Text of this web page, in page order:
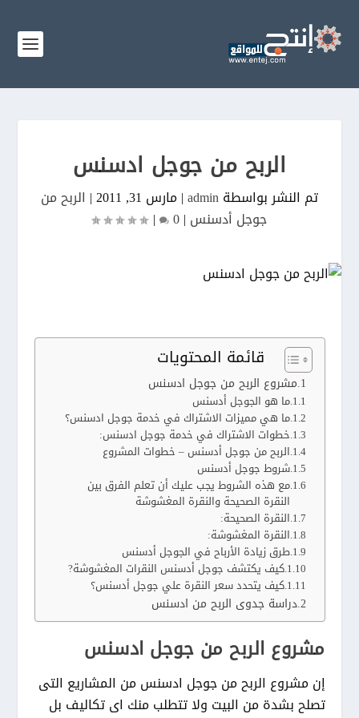
الربح من جوجل ادسنس
تم النشر بواسطةadmin
|مارس 31, 2011 | الربح من
جوجل أدسنس |
0
|
قائمة المحتويات
مشروع الربح من جوجل ادسنس
ما هو الجوجل أدسنس
ما هي مميزات الاشتراك في خدمة جوجل ادسنس؟
خطوات الاشتراك في خدمة جوجل ادسنس:
الربح من جوجل أدسنس – خطوات المشروع
شروط جوجل أدسنس
مع هذه الشروط يجب عليك أن تعلم الفرق بين
النقرة الصحيحة والنقرة المغشوشة
النقرة الصحيحة:
النقرة المغشوشة:
طرق زيادة الأرباح في الجوجل أدسنس
كيف يكتشف جوجل أدسنس النقرات المغشوشة?
كيف يتحدد سعر النقرة علي جوجل أدسنس؟
دراسة جدوى الربح من ادسنس
مشروع الربح من جوجل ادسنس
إن مشروع الربح من جوجل ادسنس من المشاريع التى
تصلح بشدة من البيت ولا تتطلب منك اى تكاليف بل